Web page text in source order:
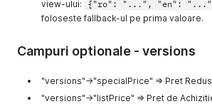
"attributes"
[
"type": "Tip atribut:
"value": "Optiune"
{
view-ului:
{"ro": "...", "en":
foloseste fallback-ul pe prima valoare.
Campuri optionale - versions
"versions"->"specialPrice" => Pret Redus
"versions"->"listPrice" => Pret de